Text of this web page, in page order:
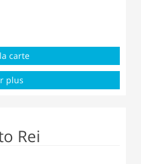
carte
plus
Rei